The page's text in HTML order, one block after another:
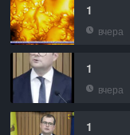
1
вчера
1
вчера
1